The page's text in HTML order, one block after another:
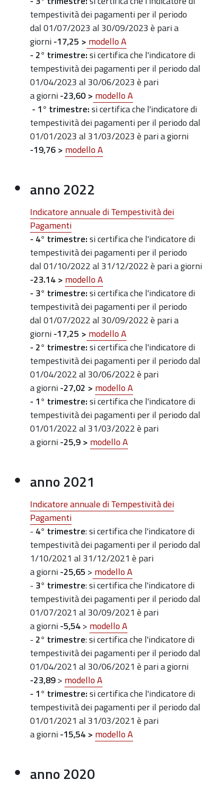
tempestività dei pagamenti per il periodo
dal 01/07/2023 al 30/09/2023 è pari a
giorni-17,25 > modello A
- 2° trimestre:si certifica che l'indicatore di
tempestività dei pagamenti per il periodo dal
01/04/2023 al 30/06/2023 è pari
a giorni-23,60 > modello A
- 1° trimestre:si certifica che l'indicatore di
tempestività dei pagamenti per il periodo dal
01/01/2023 al 31/03/2023 è pari a giorni
-19,76 > modello A
anno 2022
Indicatore annuale di Tempestività dei
Pagamenti
- 4° trimestre:si certifica che l'indicatore di
tempestività dei pagamenti per il periodo
dal01/10/2022 al 31/12/2022è pari a giorni
-23.14 > modello A
- 3° trimestre:si certifica che l'indicatore di
tempestività dei pagamenti per il periodo
dal01/07/2022 al 30/09/2022è pari a
giorni-17,25 > modello A
- 2° trimestre:si certifica che l'indicatore di
tempestività dei pagamenti per il periodo dal
01/04/2022 al 30/06/2022 è pari
a giorni-27,02 > modello A
- 1° trimestre:si certifica che l'indicatore di
tempestività dei pagamenti per il periodo dal
01/01/2022 al 31/03/2022 è pari
a giorni-25,9 > modello A
anno 2021
Indicatore annuale di Tempestività dei
Pagamenti
- 4° trimestre: si certifica che l'indicatore di
tempestività dei pagamenti per il periodo dal
1/10/2021 al 31/12/2021 è pari
a giorni-25,65 > modello A
- 3° trimestre: si certifica che l'indicatore di
tempestività dei pagamenti per il periodo dal
01/07/2021 al 30/09/2021 è pari
a giorni-5,54> modello A
- 2° trimestre: si certifica che l'indicatore di
tempestività dei pagamenti per il periodo dal
01/04/2021 al 30/06/2021 è pari a giorni
-23,89> modello A
- 1° trimestre:si certifica che l'indicatore di
tempestività dei pagamenti per il periodo dal
01/01/2021 al 31/03/2021 è pari
a giorni-15,54 > modello A
anno 2020